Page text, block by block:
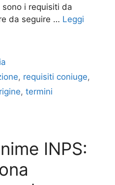
i requisiti da
da seguire … Leggi
, requisiti coniuge,
, termini
INPS: